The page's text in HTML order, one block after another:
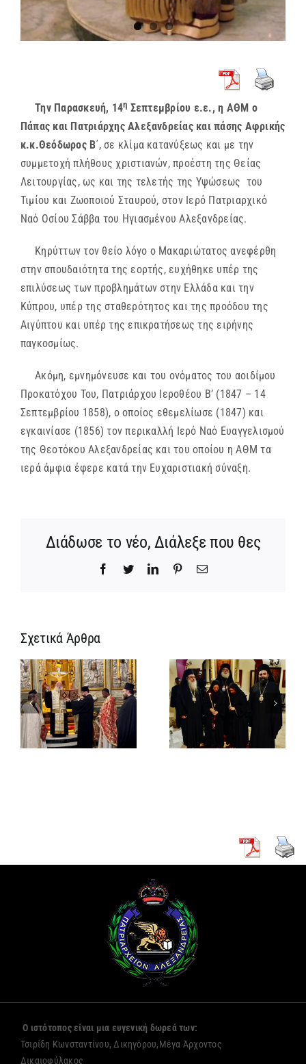
Την Παρασκευή, 14η Σεπτεμβρίου ε.ε., η ΑΘΜ ο
Πάπας και Πατριάρχης Αλεξανδρείας και πάσης Αφρικής
κ.κ.Θεόδωρος Β΄, σε κλίμα κατανύξεως και με την
συμμετοχή πλήθους χριστιανών, προέστη της Θείας
Λειτουργίας, ως και της τελετής της Υψώσεως του
Τιμίου και Ζωοποιού Σταυρού, στον Ιερό Πατριαρχικό
Ναό Οσίου Σάββα του Ηγιασμένου Αλεξανδρείας.
Κηρύττων τον θείο λόγο ο Μακαριώτατος ανεφέρθη
στην σπουδαιότητα της εορτής, ευχήθηκε υπέρ της
επιλύσεως των προβλημάτων στην Ελλάδα και την
Κύπρου, υπέρ της σταθερότητος και της προόδου της
Αιγύπτου και υπέρ της επικρατήσεως της ειρήνης
παγκοσμίως.
Ακόμη, εμνημόνευσε και του ονόματος του αοιδίμου
Προκατόχου Του, Πατριάρχου Ιεροθέου Β’ (1847 – 14
Σεπτεμβρίου 1858), ο οποίος εθεμελίωσε (1847) και
εγκαινίασε (1856) τον περικαλλή Ιερό Ναό Ευαγγελισμού
της Θεοτόκου Αλεξανδρείας και του οποίου η ΑΘΜ τα
ιερά άμφια έφερε κατά την Ευχαριστιακή σύναξη.
Διάδωσε το νέο, Διάλεξε που θες
Facebook
TwitterLinkedInPinterestEmail
Σχετικά ΆρθραΊδρυση
Γυναικείας
Ιεράς
Πατριαρχικής
Μονής και
μοναχική
και
Πατριαρχική
Τιμή στον
Γενικό
Ο ιστότοπος είναι μια ευγενική δωρεά των:
Τσιρίδη Κωνσταντίνου, Δικηγόρου,Μέγα Άρχοντος
Δικαιοφύλακος